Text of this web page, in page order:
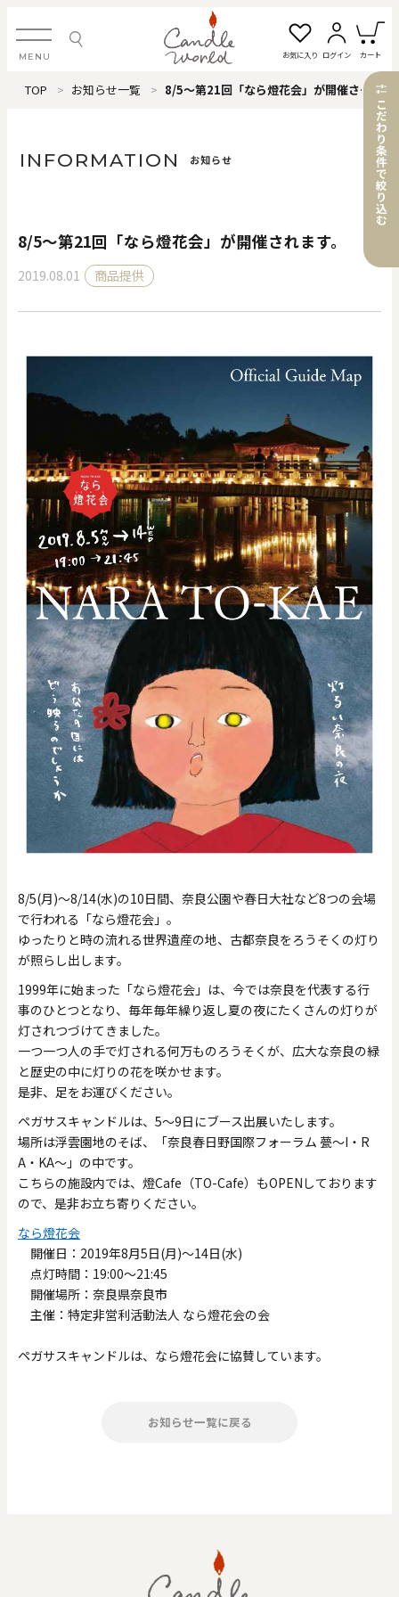
MENU お気に入り ログイン カート
ログイン・新規会員登録
すべてのアイテム
カテゴリから探す
価格で探す
0 20000
円 ～ 円
クリア OK
色で探す
お買い物ガイド お問い合わせ
TOP お知らせ一覧 8/5～第21回「なら燈花会」が開催されます。
INFORMATION お知らせ
8/5～第21回「なら燈花会」が開催されます。
2019.08.01 商品提供
8/5(月)～8/14(水)の10日間、奈良公園や春日大社など8つの会場
で行われる「なら燈花会」。
ゆったりと時の流れる世界遺産の地、古都奈良をろうそくの灯り
が照らし出します。
1999年に始まった「なら燈花会」は、今では奈良を代表する行
事のひとつとなり、毎年毎年繰り返し夏の夜にたくさんの灯りが
灯されつづけてきました。
一つ一つ人の手で灯される何万ものろうそくが、広大な奈良の緑
と歴史の中に灯りの花を咲かせます。
是非、足をお運びください。
ペガサスキャンドルは、5～9日にブース出展いたします。
場所は浮雲園地のそば、「奈良春日野国際フォーラム 甍～I・R
A・KA～」の中です。
こちらの施設内では、燈Cafe（TO-Cafe）もOPENしております
ので、是非お立ち寄りください。
なら燈花会
開催日：2019年8月5日(月)～14日(水)
点灯時間：19:00～21:45
開催場所：奈良県奈良市
主催：特定非営利活動法人 なら燈花会の会
ペガサスキャンドルは、なら燈花会に協賛しています。
お知らせ一覧に戻る
こ
だ
わ
り
条
件
で
絞
り
込
む